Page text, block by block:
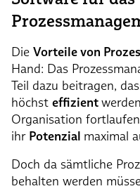
Die Vorteile von
Hand: Das
Teil dazu beitragen,
höchst effizient
Organisation
ihr Potenzial maximal
Doch da sämtliche
behalten werden